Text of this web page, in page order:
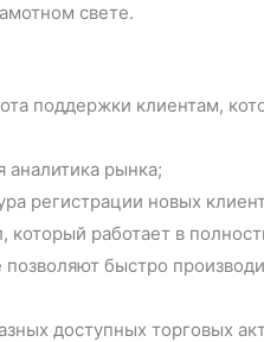
свете.
поддержки клиентам,
аналитика рынка;
регистрации новых
который работает в
быстро
доступных торговых